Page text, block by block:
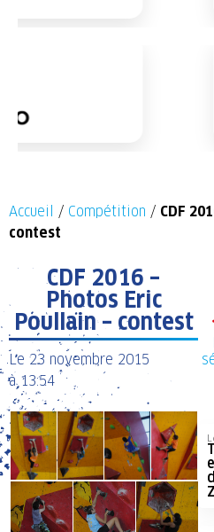
Accueil / Compétition / CDF
contest
CDF 2016 –
Photos Eric
Poullain – contest
Le 23 novembre 2015
à 13:54